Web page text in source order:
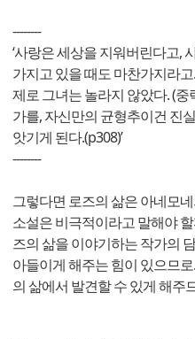
--------
‘사랑은 세상을 지워버린다고,
가지고 있을 때도 마찬가지라
제로 그녀는 놀라지 않았다. (
가를, 자신만의 균형추이건 진
앗기게 된다.(p308)’
--------
그렇다면 로즈의 삶은 아네모
소설은 비극적이라고 말해야
즈의 삶을 이야기하는 작가의
아들이게 해주는 힘이 있으므
의 삶에서 발견할 수 있게 해주